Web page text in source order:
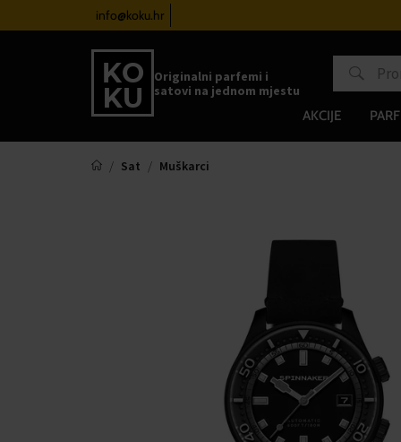
info@koku.hr
Originalni parfemi i
satovi na jednom mjestu
AKCIJE
Sat Muškarci